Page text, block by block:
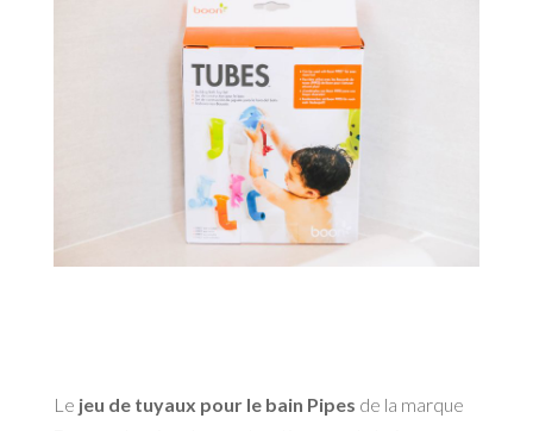
Le jeu de tuyaux pour le bain Pipes de la marque